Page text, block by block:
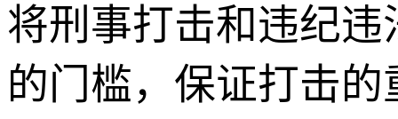
将刑事打击和违纪
的门槛，保证打击